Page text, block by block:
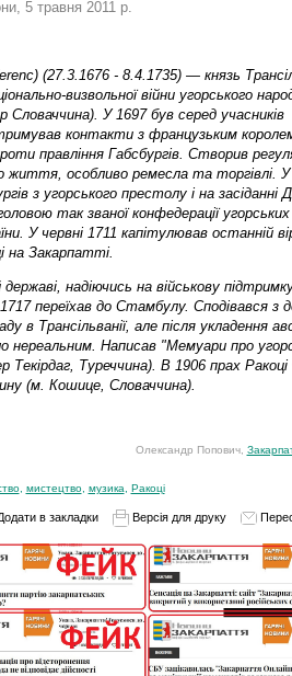
5 травня 2011 р.
(27.3.1676 - 8.4.1735) — князь
визвольної війни угорського
Словаччина). У 1697 був серед учасників
контакти з французьким
правління Габсбургів. Створив
життя, особливо ремесла та торгівлі. У
з угорського престолу і на засіданні
так званої конфедерації
У червні 1711 капітулював останній
на Закарпатті.
надіючись на військову
переїхав до Стамбулу. Сподівався з
в Трансільванії, але після укладення
нереальним. Написав "Мемуари про
Туреччина). В 1906 прах Ракоці
(м. Кошице, Словаччина).
Олександр Попович,
, мистецтво, музика Ракоці
в закладки Версія для друку